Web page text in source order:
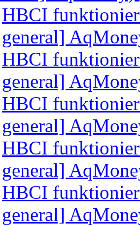
HBCI
general]
HBCI
general]
HBCI
general]
HBCI
general]
HBCI
general]